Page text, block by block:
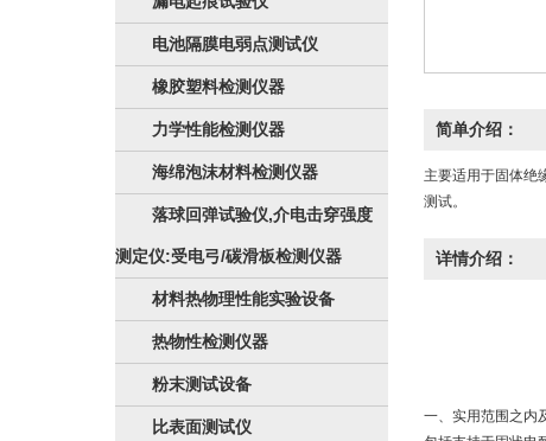
电池隔膜电弱点测试仪
橡胶塑料检测仪器
力学性能检测仪器
海绵泡沫材料检测仪器
落球回弹试验仪,介电击穿强度
测定仪:受电弓/碳滑板检测仪器
材料热物理性能实验设备
热物性检测仪器
粉末测试设备
比表面测试仪
简单介绍：
主要适用于固体绝
测试。
详情介绍：
一、实用范围之内